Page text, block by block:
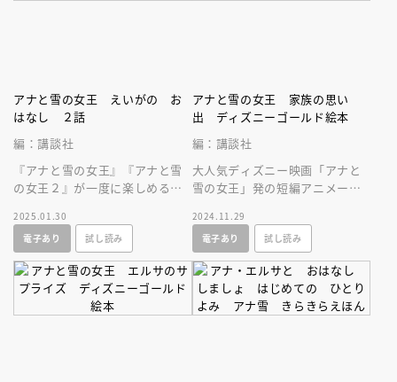
アナと雪の女王 えいがの お
はなし ２話
編：講談社
『アナと雪の女王』『アナと雪
の女王２』が一度に楽しめる絵
ト・ゴー」の歌詞も収録された
豪華な一冊♪
2025.01.30
電子あり
試し読み
アナと雪の女王 家族の思い
出 ディズニーゴールド絵本
編：講談社
大人気ディズニー映画「アナと
雪の女王」発の短編アニメーシ
ゴールド絵本で楽しもう！
2024.11.29
電子あり
試し読み